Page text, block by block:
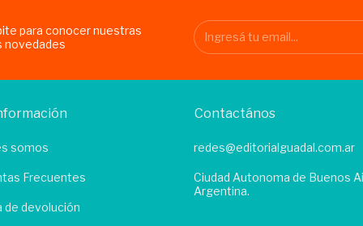
para conocer nuestras
novedades
somos
Frecuentes
de devolución
Contactános
redes@editorialguadal.com.ar
Ciudad Autonoma de Buenos
Argentina.